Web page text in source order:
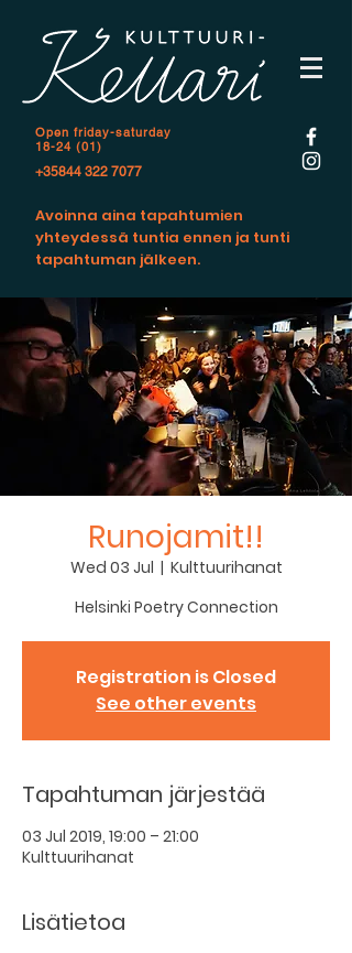
Open friday-saturday
18-24 (01)
+35844 322 7077
Avoinna aina tapahtumien
yhteydessä tuntia ennen ja tunti
tapahtuman jälkeen.
Runojamit!!
Wed 03 Jul
  |
Kulttuurihanat
Helsinki Poetry Connection
Registration is Closed
See other events
Tapahtuman järjestää
03 Jul 2019, 19:00 – 21:00
Kulttuurihanat
Lisätietoa